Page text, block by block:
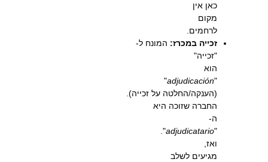
כאן אין
מקום
לרחמים.
זכייה במכרז: המונח ל-
"זכייה"
הוא
"
adjudicación
"
(הענקה/החלטה על זכייה).
החברה שזוכה היא
ה-
"
adjudicatario
".
ואז,
מגיעים לשלב